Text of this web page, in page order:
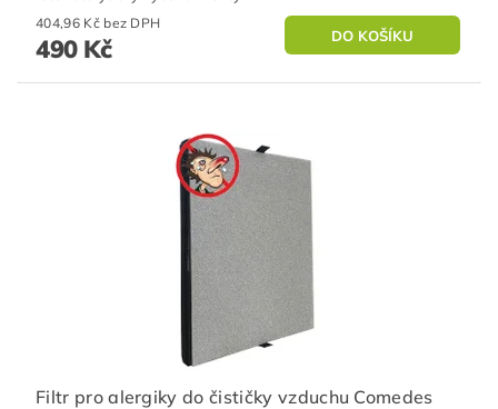
404,96 Kč bez DPH
490 Kč
Filtr pro alergiky do čističky vzduchu Comedes